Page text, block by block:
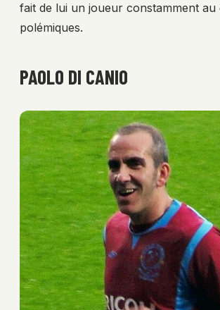
fait de lui un joueur constamment au
polémiques.
PAOLO DI CANIO